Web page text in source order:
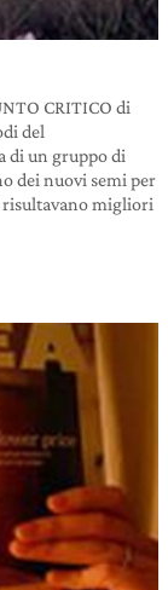
CRITICO di
del
di un gruppo di
dei nuovi semi per
migliori